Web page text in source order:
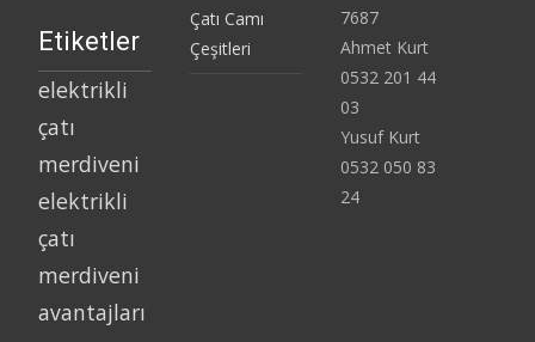
Çatı Camı
Çeşitleri
7687
Ahmet Kurt
0532 201 44
03
Yusuf Kurt
0532 050 83
24
Etiketler
elektrikli
çatı
merdiveni
elektrikli
çatı
merdiveni
avantajları